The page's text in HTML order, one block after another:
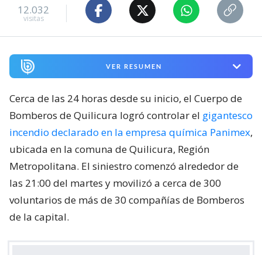
12.032
visitas
VER RESUMEN
Cerca de las 24 horas desde su inicio, el Cuerpo de
Bomberos de Quilicura logró controlar el gigantesco
incendio declarado en la empresa química Panimex,
ubicada en la comuna de Quilicura, Región
Metropolitana. El siniestro comenzó alrededor de
las 21:00 del martes y movilizó a cerca de 300
voluntarios de más de 30 compañías de Bomberos
de la capital.